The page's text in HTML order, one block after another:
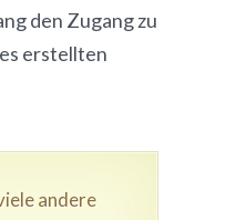
den Zugang zu
erstellten
andere